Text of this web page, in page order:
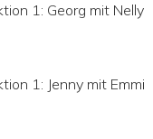
1: Georg mit
1: Jenny mit